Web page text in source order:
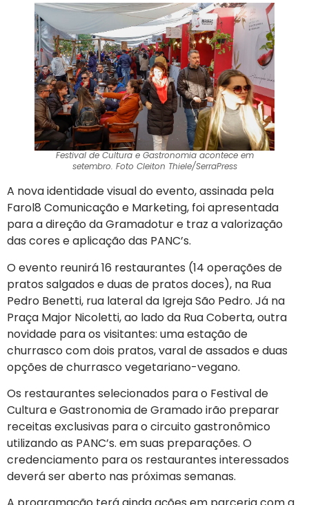
Festival de Cultura e Gastronomia acontece em
setembro. Foto Cleiton Thiele/SerraPress
A nova identidade visual do evento, assinada pela
Farol8 Comunicação e Marketing, foi apresentada
para a direção da Gramadotur e traz a valorização
das cores e aplicação das PANC’s.
O evento reunirá 16 restaurantes (14 operações de
pratos salgados e duas de pratos doces), na Rua
Pedro Benetti, rua lateral da Igreja São Pedro. Já na
Praça Major Nicoletti, ao lado da Rua Coberta, outra
novidade para os visitantes: uma estação de
churrasco com dois pratos, varal de assados e duas
opções de churrasco vegetariano-vegano.
Os restaurantes selecionados para o Festival de
Cultura e Gastronomia de Gramado irão preparar
receitas exclusivas para o circuito gastronômico
utilizando as PANC’s. em suas preparações. O
credenciamento para os restaurantes interessados
deverá ser aberto nas próximas semanas.